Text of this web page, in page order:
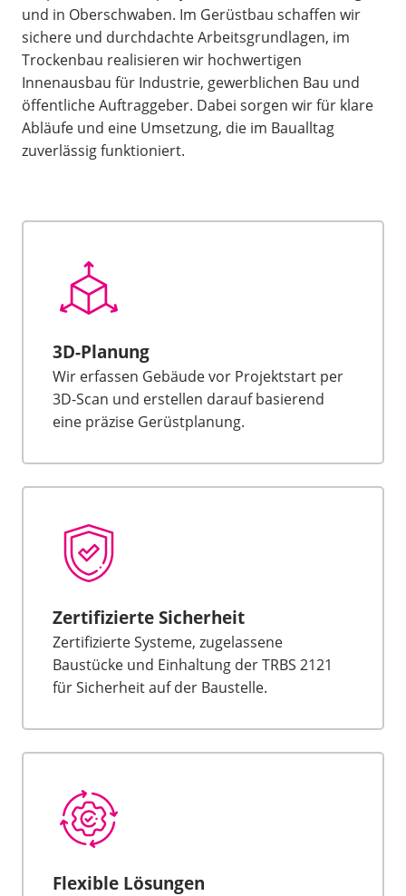
und in Oberschwaben. Im Gerüstbau schaffen wir
sichere und durchdachte Arbeitsgrundlagen, im
Trockenbau realisieren wir hochwertigen
Innenausbau für Industrie, gewerblichen Bau und
öffentliche Auftraggeber. Dabei sorgen wir für klare
Abläufe und eine Umsetzung, die im Baualltag
zuverlässig funktioniert.
3D-Planung
Wir erfassen Gebäude vor Projektstart per
3D-Scan und erstellen darauf basierend
eine präzise Gerüstplanung.
Zertifizierte Sicherheit
Zertifizierte Systeme, zugelassene
Baustücke und Einhaltung der TRBS 2121
für Sicherheit auf der Baustelle.
Flexible Lösungen